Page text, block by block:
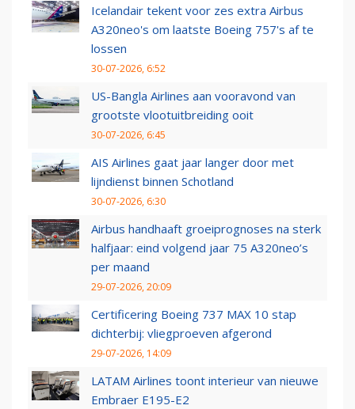
Icelandair tekent voor zes extra Airbus
A320neo's om laatste Boeing 757's af te
lossen
30-07-2026, 6:52
US-Bangla Airlines aan vooravond van
grootste vlootuitbreiding ooit
30-07-2026, 6:45
AIS Airlines gaat jaar langer door met
lijndienst binnen Schotland
30-07-2026, 6:30
Airbus handhaaft groeiprognoses na sterk
halfjaar: eind volgend jaar 75 A320neo’s
per maand
29-07-2026, 20:09
Certificering Boeing 737 MAX 10 stap
dichterbij: vliegproeven afgerond
29-07-2026, 14:09
LATAM Airlines toont interieur van nieuwe
Embraer E195-E2